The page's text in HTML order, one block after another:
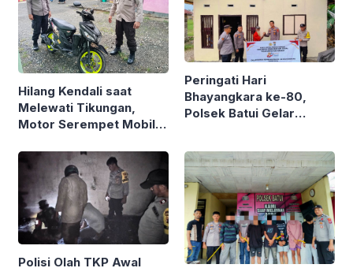
Hilang Kendali saat
Melewati Tikungan,
Motor Serempet Mobil
Amankan Babuk
Peringati Hari
Bhayangkara ke-80,
Polsek Batui Gelar
Polisi Olah TKP Awal